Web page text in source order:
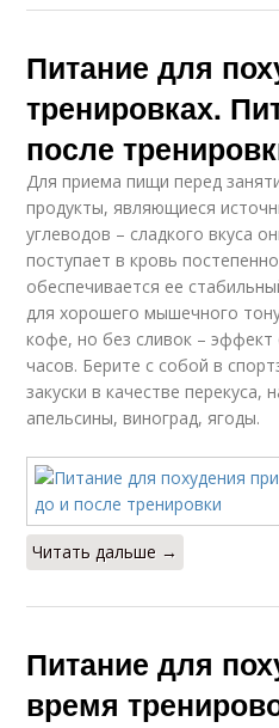
Питание для
тренировках.
после
Для приема пищи перед
продукты, являющиеся
углеводов – сладкого вкуса
поступает в кровь
обеспечивается ее
для хорошего мышечного
кофе, но без сливок –
часов. Берите с собой в
закуски в качестве перекуса,
апельсины, виноград, ягоды.
Читать дальше →
Питание для
время